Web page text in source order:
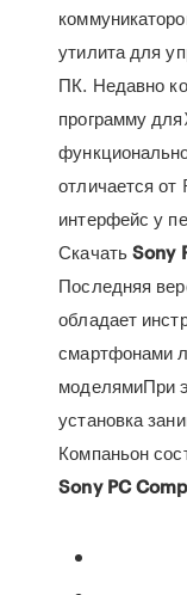
утилита для
ПК. Недавно
программу
отличается
интерфейс у
СкачатьSony
Последняя
обладает
смартфонами
моделямиПри
установка
Компаньон
Sony PC